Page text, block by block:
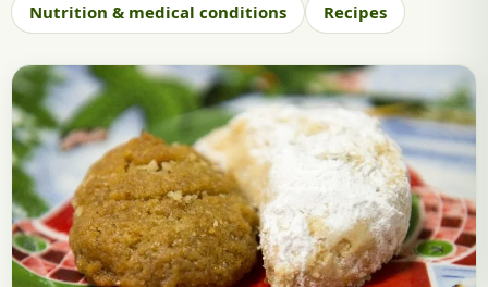
Nutrition & medical conditions
Recipes